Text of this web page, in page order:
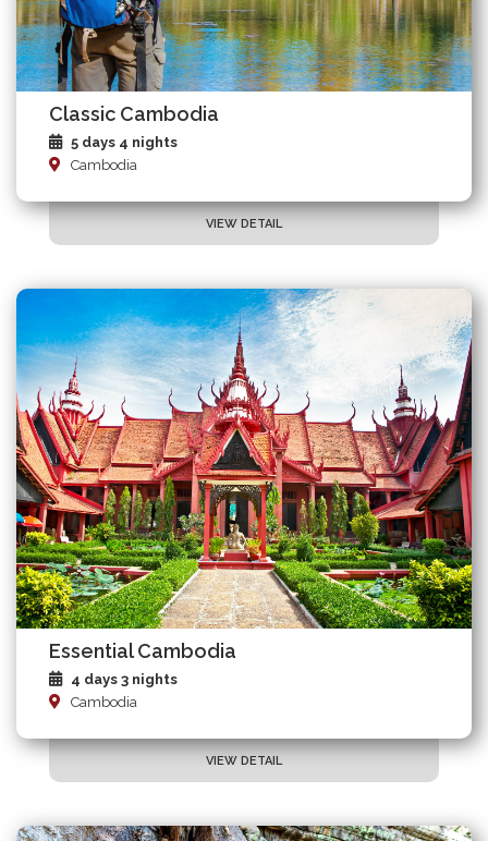
Classic Cambodia
5 days 4 nights
Cambodia
VIEW DETAIL
Essential Cambodia
4 days 3 nights
Cambodia
VIEW DETAIL